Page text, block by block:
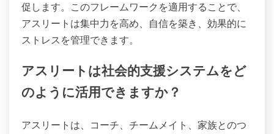
促します。このフレームワークを適用することで、
アスリートは集中力を高め、自信を築き、効果的に
ストレスを管理できます。
アスリートは社会的支援システムをど
のように活用できますか？
アスリートは、コーチ、チームメイト、家族とのつ